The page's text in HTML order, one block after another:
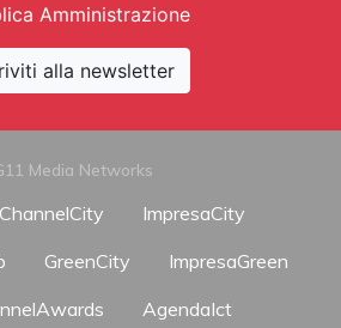
Amministrazione
alla newsletter
Media Networks
ChannelCity
ImpresaCity
GreenCity
ImpresaGreen
AgendaIct